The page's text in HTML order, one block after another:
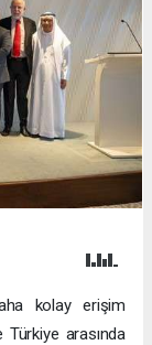
kolay erişim
arasında